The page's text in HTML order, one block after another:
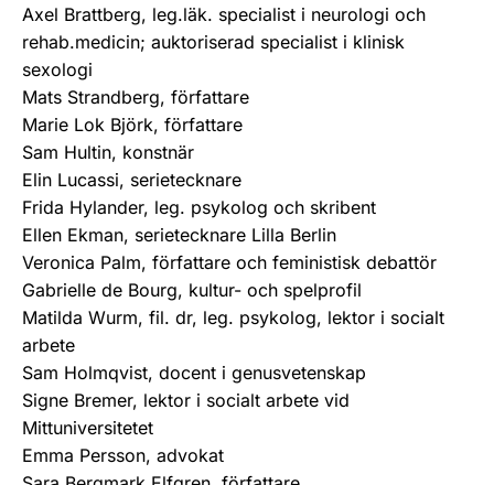
Axel Brattberg, leg.läk. specialist i neurologi och
rehab.medicin; auktoriserad specialist i klinisk
sexologi
Mats Strandberg, författare
Marie Lok Björk, författare
Sam Hultin, konstnär
Elin Lucassi, serietecknare
Frida Hylander, leg. psykolog och skribent
Ellen Ekman, serietecknare Lilla Berlin
Veronica Palm, författare och feministisk debattör
Gabrielle de Bourg, kultur- och spelprofil
Matilda Wurm, fil. dr, leg. psykolog, lektor i socialt
arbete
Sam Holmqvist, docent i genusvetenskap
Signe Bremer, lektor i socialt arbete vid
Mittuniversitetet
Emma Persson, advokat